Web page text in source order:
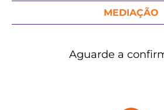
MEDIAÇÃO
Aguarde a